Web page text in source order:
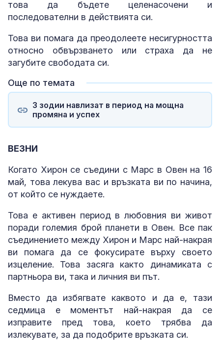
това да бъдете целенасочени и
последователни в действията си.
Това ви помага да преодолеете несигурността
относно обвързването или страха да не
загубите свободата си.
Още по темата
3 зодии навлизат в период на мощна
промяна и успех
ВЕЗНИ
Когато Хирон се съедини с Марс в Овен на 16
май, това лекува вас и връзката ви по начина,
от който се нуждаете.
Това е активен период в любовния ви живот
поради големия брой планети в Овен. Все пак
съединението между Хирон и Марс най-накрая
ви помага да се фокусирате върху своето
изцеление. Това засяга както динамиката с
партньора ви, така и личния ви път.
Вместо да избягвате каквото и да е, тази
седмица е моментът най-накрая да се
изправите пред това, което трябва да
излекувате, за да подобрите връзката си.